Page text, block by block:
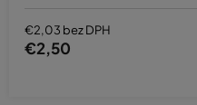
€2,03 bez DPH
€2,50